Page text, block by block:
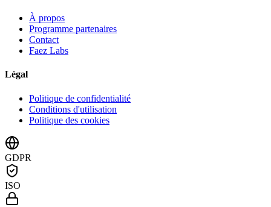
À propos
Programme partenaires
Contact
Faez Labs
Légal
Politique de confidentialité
Conditions d'utilisation
Politique des cookies
GDPR
ISO